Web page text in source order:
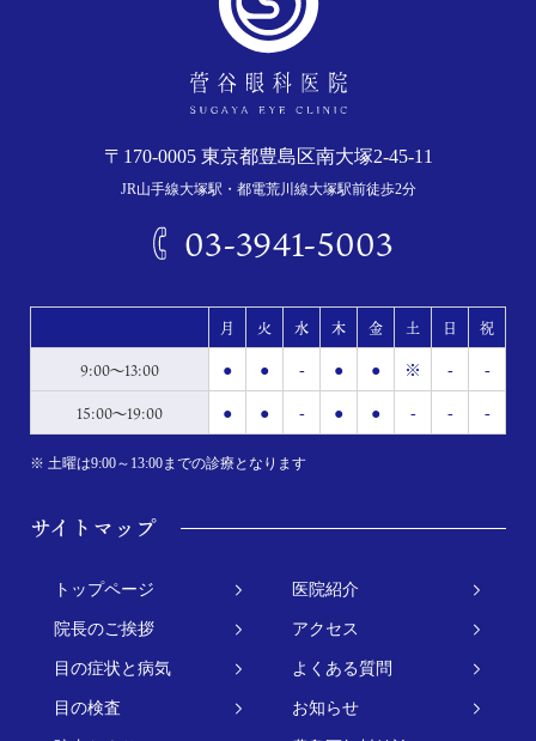
〒170-0005 東京都豊島区南大塚2-45-11
JR山手線大塚駅・都電荒川線大塚駅前徒歩2分
03-3941-5003
月 火 水 木 金 土 日
祝
9:00～13:00
● ● - ● ● ※ - -
15:00～19:00 ● ● - ● ● - - -
※ 土曜は9:00～13:00までの診療となります
サイトマップ
トップページ 医院紹介
院長のご挨拶 アクセス
目の症状と病気 よくある質問
目の検査 お知らせ